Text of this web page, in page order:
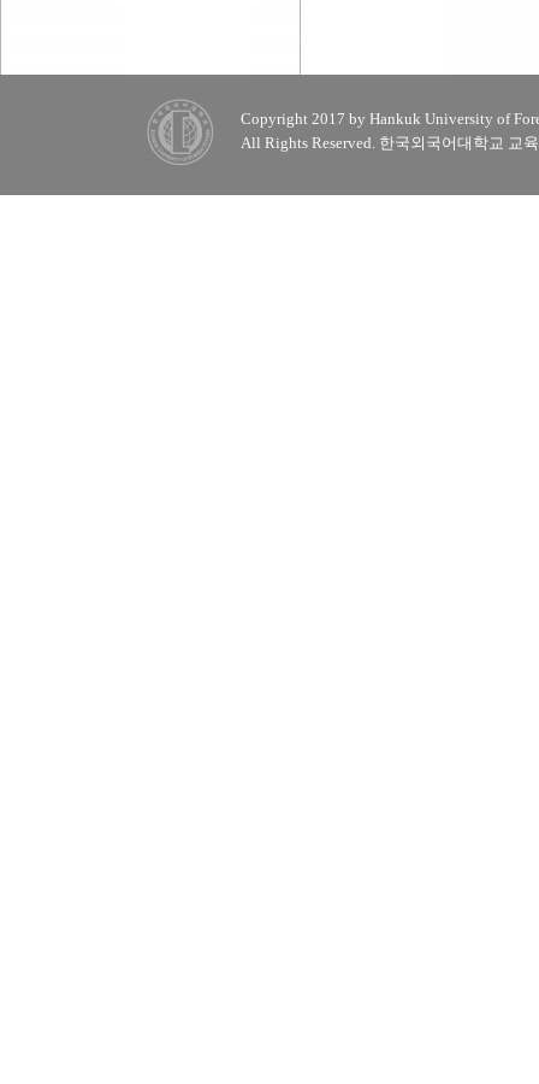
Copyright 2017 by Hankuk University of
All Rights Reserved. 한국외국어대학교 교